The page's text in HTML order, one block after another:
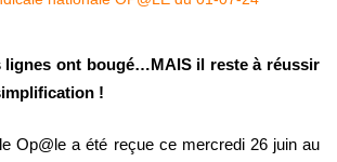
lignes ont bougé…MAIS il reste à réussir
!
Op@le a été reçue ce mercredi 26 juin au